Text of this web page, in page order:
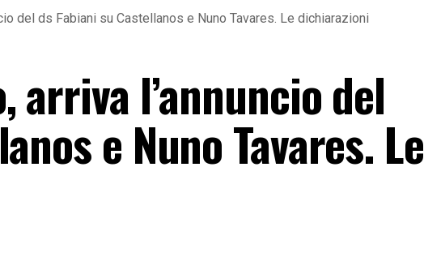
del ds Fabiani su Castellanos e Nuno Tavares. Le dichiarazioni
arriva l’annuncio del
e Nuno Tavares. Le